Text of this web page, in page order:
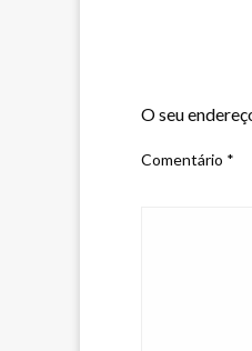
O seu
Comentário *